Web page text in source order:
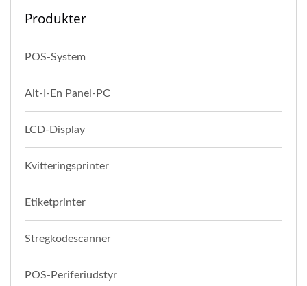
Produkter
POS-System
Alt-I-En Panel-PC
LCD-Display
Kvitteringsprinter
Etiketprinter
Stregkodescanner
POS-Periferiudstyr